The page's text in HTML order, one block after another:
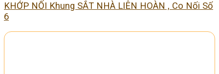
KHỚP NỐI Khung SẮT NHÀ LIÊN HOÀN , Co Nối Số
6